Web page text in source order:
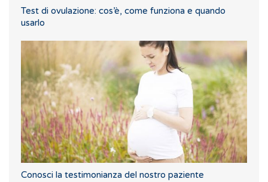
Test di ovulazione: cos’è, come funziona e quando
usarlo
Conosci la testimonianza del nostro paziente